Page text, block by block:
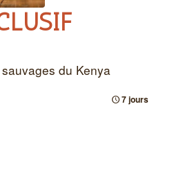
du Kenya
7 jours